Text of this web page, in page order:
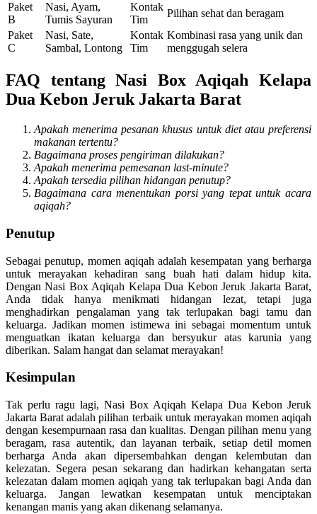
Paket
B
Nasi, Ayam,
Tumis Sayuran
Kontak
Tim
Pilihan sehat dan beragam
Paket
C
Nasi, Sate,
Sambal, Lontong
Kontak
Tim
Kombinasi rasa yang unik dan
menggugah selera
FAQ tentang Nasi Box Aqiqah Kelapa
Dua Kebon Jeruk Jakarta Barat
Apakah menerima pesanan khusus untuk diet atau preferensi
makanan tertentu?
Bagaimana proses pengiriman dilakukan?
Apakah menerima pemesanan last-minute?
Apakah tersedia pilihan hidangan penutup?
Bagaimana cara menentukan porsi yang tepat untuk acara
aqiqah?
Penutup
Sebagai penutup, momen aqiqah adalah kesempatan yang berharga
untuk merayakan kehadiran sang buah hati dalam hidup kita.
Dengan Nasi Box Aqiqah Kelapa Dua Kebon Jeruk Jakarta Barat,
Anda tidak hanya menikmati hidangan lezat, tetapi juga
menghadirkan pengalaman yang tak terlupakan bagi tamu dan
keluarga. Jadikan momen istimewa ini sebagai momentum untuk
menguatkan ikatan keluarga dan bersyukur atas karunia yang
diberikan. Salam hangat dan selamat merayakan!
Kesimpulan
Tak perlu ragu lagi, Nasi Box Aqiqah Kelapa Dua Kebon Jeruk
Jakarta Barat adalah pilihan terbaik untuk merayakan momen aqiqah
dengan kesempurnaan rasa dan kualitas. Dengan pilihan menu yang
beragam, rasa autentik, dan layanan terbaik, setiap detil momen
berharga Anda akan dipersembahkan dengan kelembutan dan
kelezatan. Segera pesan sekarang dan hadirkan kehangatan serta
kelezatan dalam momen aqiqah yang tak terlupakan bagi Anda dan
keluarga. Jangan lewatkan kesempatan untuk menciptakan
kenangan manis yang akan dikenang selamanya.